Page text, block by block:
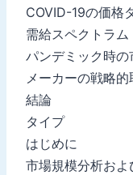
COVID-19の価格
需給スペクトラム
パンデミック時
メーカーの戦略的
結論
タイプ
はじめに
市場規模分析お